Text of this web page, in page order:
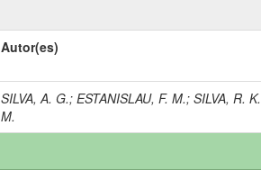
Autor(es)
SILVA, A. G.;ESTANISLAU, F. M.;SILVA, R.
M.